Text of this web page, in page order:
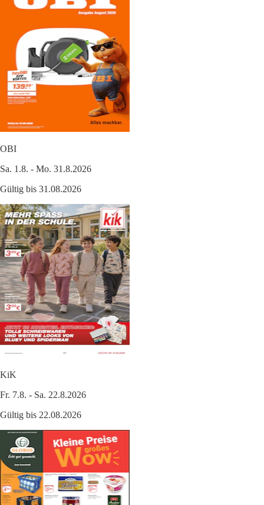
OBI
Sa. 1.8. - Mo. 31.8.2026
Gültig bis 31.08.2026
KiK
Fr. 7.8. - Sa. 22.8.2026
Gültig bis 22.08.2026